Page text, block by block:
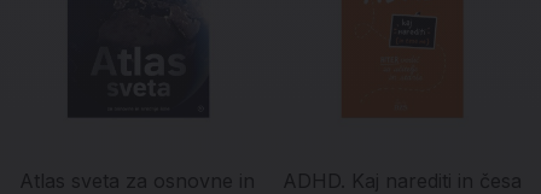
Atlas sveta za osnovne in
ADHD. Kaj narediti in česa